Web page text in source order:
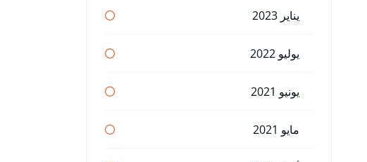
يناير 2023
يوليو 2022
يونيو 2021
مايو 2021